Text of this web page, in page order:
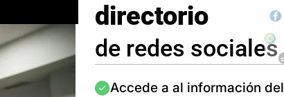
directorio
de redes sociales
Imagen
Accede a al información del